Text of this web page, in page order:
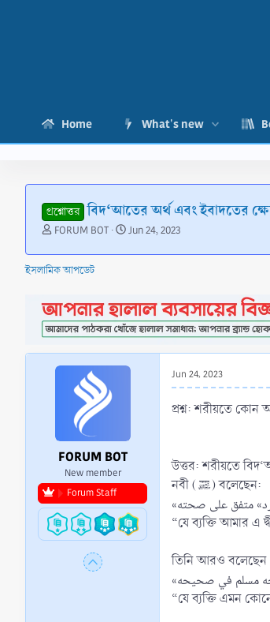
Home What's new
প্রশ্নোত্তর বিদ‘আতের অর্থ এবং ইবাদতের
T
r
e
d
s
t
a
r
FORUM BOT
S
a
d
a
t
e
Jun 24, 2023
ইসলামিক আপডেট
FORUM BOT
New member
Forum Staff
Jun 24, 2023
প্রশ্ন: শরীয়তে কোন
উত্তর: শরীয়তে
নবী (ﷺ) বলেছেন:
متفق على صحته
“যে ব্যক্তি আমার এ
তিনি আরও বলেছেন
مسلم في صحيحه
“যে ব্যক্তি এমন